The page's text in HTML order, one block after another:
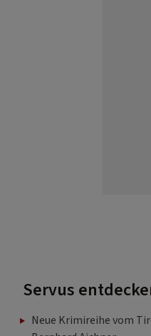
Servus
Neue Krimireihe vom